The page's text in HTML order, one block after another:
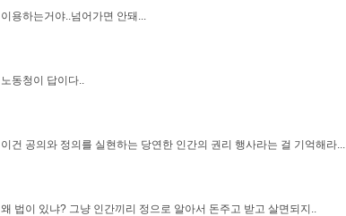
이용하는거야..넘어가면 안돼...
노동청이 답이다..
이건 공의와 정의를 실현하는 당연한 인간의 권리 행사라는 걸 기억해라...
왜 법이 있냐? 그냥 인간끼리 정으로 알아서 돈주고 받고 살면되지..